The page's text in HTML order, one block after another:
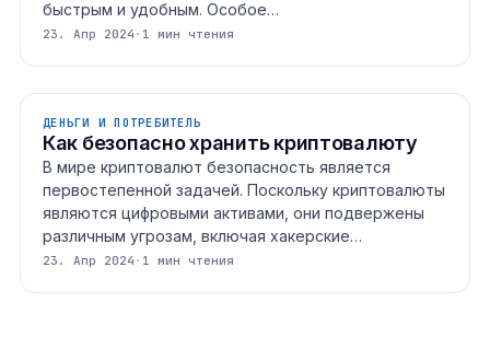
быстрым и удобным. Особое…
23. Апр 2024 · 1 мин чтения
ДЕНЬГИ И ПОТРЕБИТЕЛЬ
Как безопасно хранить криптовалюту
В мире криптовалют безопасность является
первостепенной задачей. Поскольку криптовалюты
являются цифровыми активами, они подвержены
различным угрозам, включая хакерские…
23. Апр 2024 · 1 мин чтения